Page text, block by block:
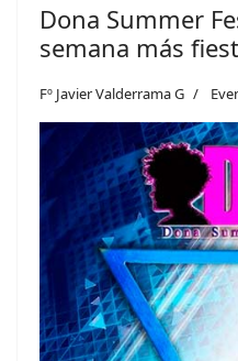
Dona Summer
semana más
Fº Javier Valderrama G